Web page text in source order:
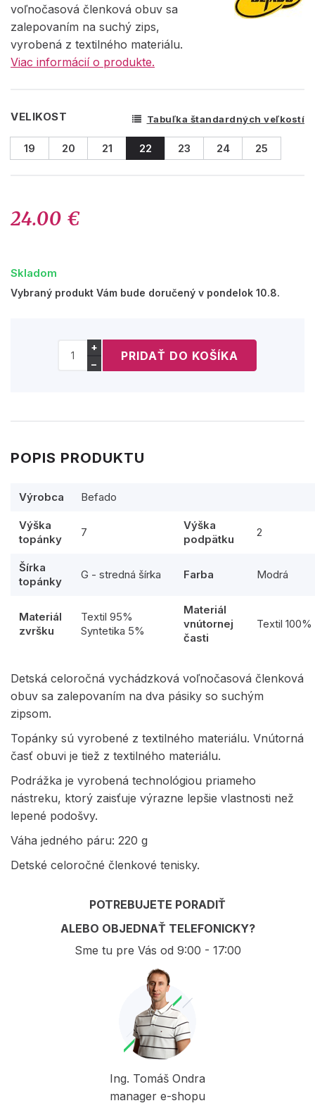
voľnočasová členková obuv sa
zalepovaním na suchý zips,
vyrobená z textilného materiálu.
Viac informácií o produkte.
VELIKOST Tabuľka štandardných veľkostí
19 20 21 22 23 24 25
24.00 €
Skladom
Vybraný produkt Vám bude doručený v pondelok 10.8.
+
−
POPIS PRODUKTU
Výrobca Befado
Výška
topánky
7
Výška
podpätku
2
Šírka
topánky
G - stredná šírka Farba Modrá
Materiál
zvršku
Textil 95%
Syntetika 5%
Materiál
vnútornej
časti
Textil 100%
Detská celoročná vychádzková voľnočasová členková
obuv sa zalepovaním na dva pásiky so suchým
zipsom.
Topánky sú vyrobené z textilného materiálu. Vnútorná
časť obuvi je tiež z textilného materiálu.
Podrážka je vyrobená technológiou priameho
nástreku, ktorý zaisťuje výrazne lepšie vlastnosti než
lepené podošvy.
Váha jedného páru: 220 g
Detské celoročné členkové tenisky.
POTREBUJETE PORADIŤ
ALEBO OBJEDNAŤ TELEFONICKY?
Sme tu pre Vás od 9:00 - 17:00
Ing. Tomáš Ondra
manager e-shopu